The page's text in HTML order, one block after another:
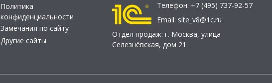
Политика
конфиденциальности
Замечания по сайту
Другие сайты
Телефон: +7 (495) 737-92-57
Email: site_v8@1c.ru
Отдел продаж: г. Москва, улица
Селезнёвская, дом 21